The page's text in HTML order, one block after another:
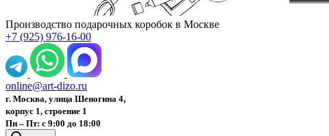
Производство подарочных коробок в Москве
+7 (925) 976-16-00
online@art-dizo.ru
г. Москва, улица Шеногина 4,
корпус 1, строение 1
Пн – Пт: с 9:00 до 18:00